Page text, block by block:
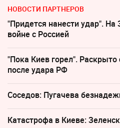
НОВОСТИ ПАРТНЕРОВ
"Придется нанести удар".
войне с Россией
"Пока Киев горел". Раскрыто
после удара РФ
Соседов: Пугачева
Катастрофа в Киеве: